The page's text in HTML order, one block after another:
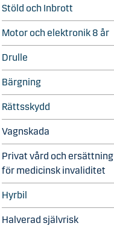
Stöld och Inbrott
Motor och elektronik 8 år
Drulle
Bärgning
Rättsskydd
Vagnskada
Privat vård och ersättning
för medicinsk invaliditet
Hyrbil
Halverad självrisk